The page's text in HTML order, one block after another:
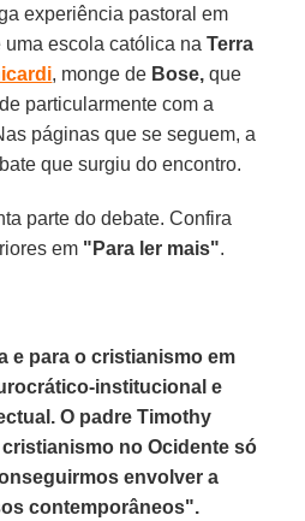
experiência pastoral em
uma escola católica naTerra
, monge de Bose, que
particularmente com a
páginas que se seguem, a
que surgiu do encontro.
parte do debate. Confira
em "Para ler mais".
e para o cristianismo em
institucional e
O padre Timothy
no Ocidente só
envolver a
contemporâneos".